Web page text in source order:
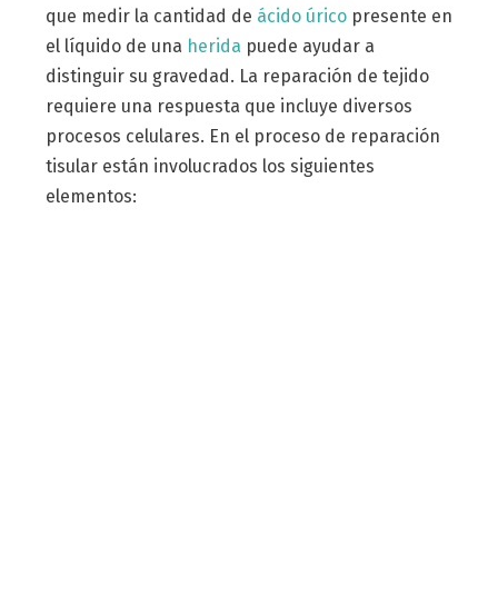
que medir la cantidad de ácido úricopresente en
el líquido de una herida puede ayudar a
distinguir su gravedad. La reparación de tejido
requiere una respuesta que incluye diversos
procesos celulares. En el proceso de reparación
tisular están involucrados los siguientes
elementos: